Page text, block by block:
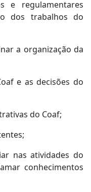
regulamentares
dos trabalhos do
a organização da
e as decisões do
do Coaf;
nas atividades do
conhecimentos